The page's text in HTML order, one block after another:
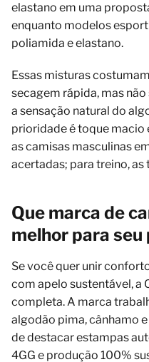
elastano em uma
enquanto modelos
poliamida e elastano.
Essas misturas
secagem rápida, mas
a sensação natural do
prioridade é toque macio
as camisas masculinas
acertadas; para treino,
Que marca de
melhor para seu
Se você quer unir
com apelo sustentável, a
completa. A marca
algodão pima, cânhamo
de destacar estampas
4GG e produção 100%